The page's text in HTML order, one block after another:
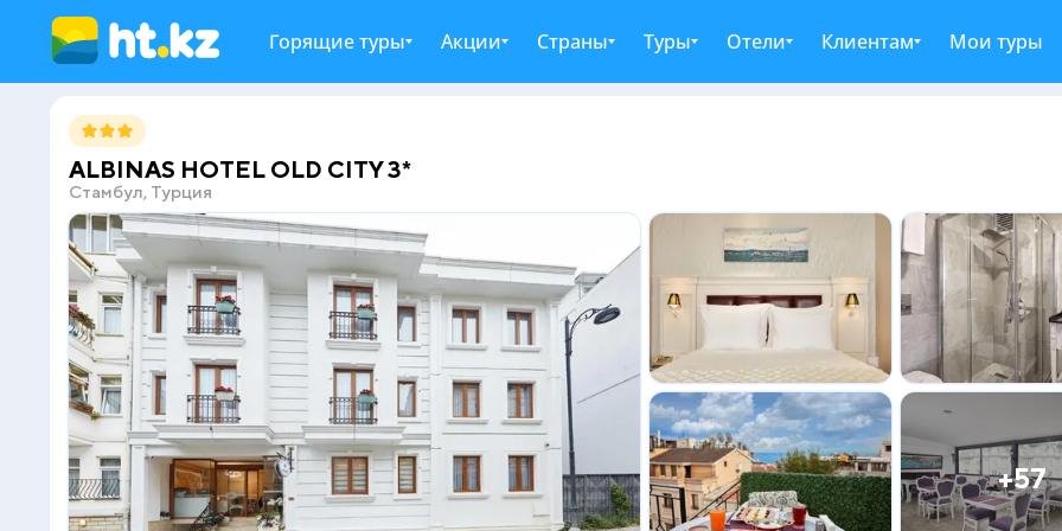
Горящие туры Акции Страны Туры Отели Клиентам Мои туры
ALBINAS HOTEL OLD CITY 3*
Стамбул, Турция
+57